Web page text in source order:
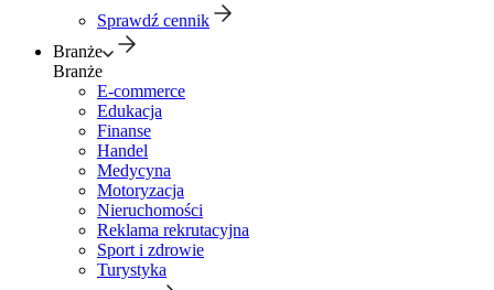
Sprawdź cennik
Branże
Branże
E-commerce
Edukacja
Finanse
Handel
Medycyna
Motoryzacja
Nieruchomości
Reklama rekrutacyjna
Sport i zdrowie
Turystyka